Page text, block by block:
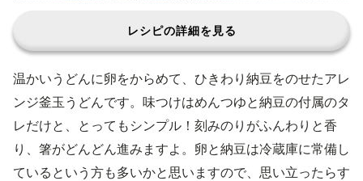
レシピの詳細を見る
温かいうどんに卵をからめて、ひきわり納豆をのせたアレ
ンジ釜玉うどんです。味つけはめんつゆと納豆の付属のタ
レだけと、とってもシンプル！刻みのりがふんわりと香
り、箸がどんどん進みますよ。卵と納豆は冷蔵庫に常備し
ているという方も多いかと思いますので、思い立ったらす